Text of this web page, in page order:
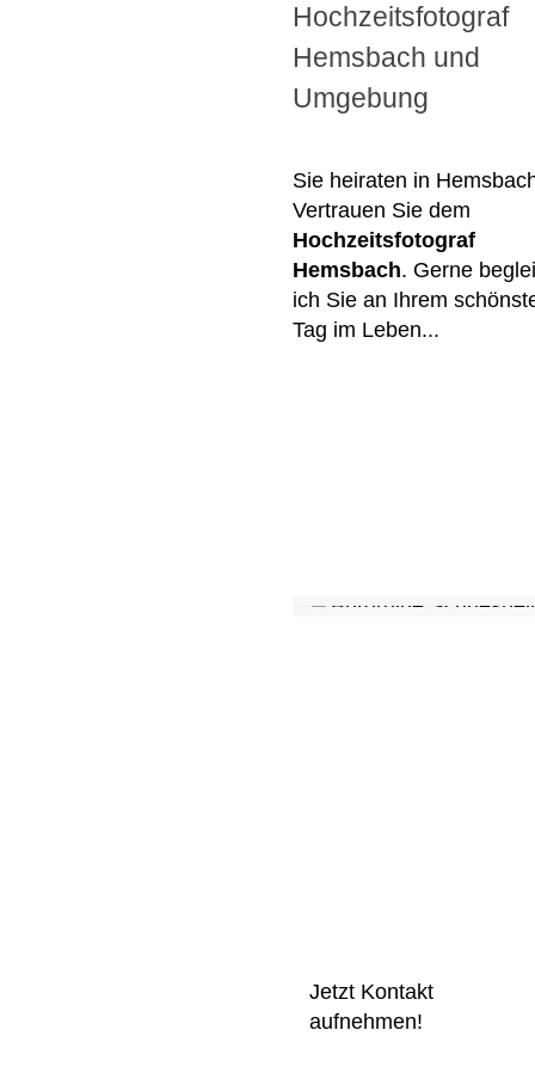
Hochzeitsfotograf
Hemsbach und
Umgebung
Sie heiraten in
Vertrauen Sie dem
Hochzeitsfotograf
Hemsbach. Gerne
ich Sie an Ihrem
Tag im Leben...
Jetzt Kontakt
aufnehmen!